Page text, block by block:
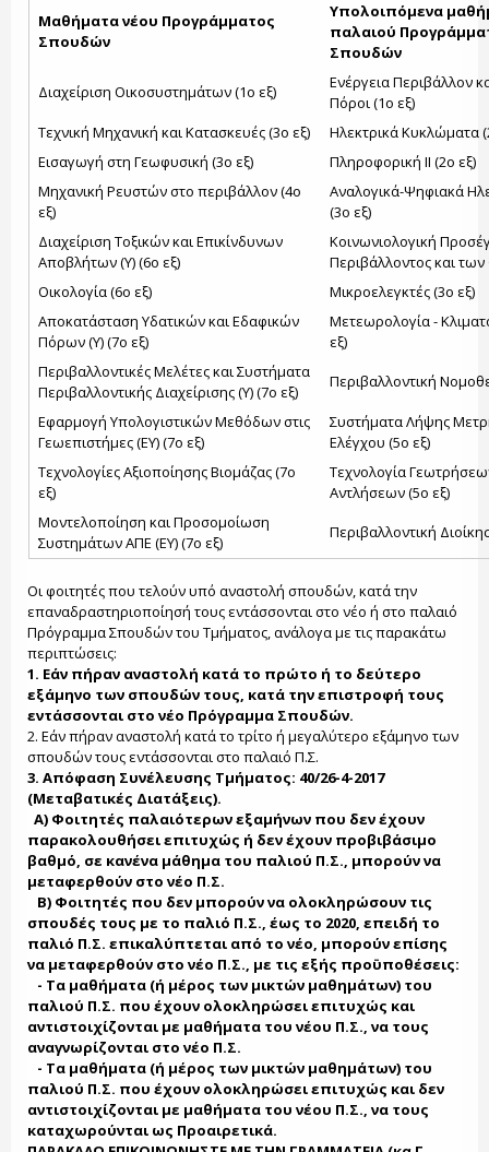
Μαθήματα νέου Προγράμματος
Σπουδών
Υπολοιπόμενα
παλαιού
Σπουδών
Διαχείριση Οικοσυστημάτων (1ο εξ)
Ενέργεια Περιβάλλον
Πόροι (1ο εξ)
Τεχνική Μηχανική και Κατασκευές (3ο εξ)
Ηλεκτρικά Κυκλώματα
Εισαγωγή στη Γεωφυσική (3ο εξ)
Πληροφορική ΙΙ (2ο εξ)
Μηχανική Ρευστών στο περιβάλλον (4ο
εξ)
Αναλογικά-Ψηφιακά
(3ο εξ)
Διαχείριση Τοξικών και Επικίνδυνων
Αποβλήτων (Υ) (6ο εξ)
Κοινωνιολογική
Περιβάλλοντος και
Οικολογία (6ο εξ)
Μικροελεγκτές (3ο εξ)
Αποκατάσταση Υδατικών και Εδαφικών
Πόρων (Υ) (7ο εξ)
Μετεωρολογία -
εξ)
Περιβαλλοντικές Μελέτες και Συστήματα
Περιβαλλοντικής Διαχείρισης (Υ) (7ο εξ)
Περιβαλλοντική
Εφαρμογή Υπολογιστικών Μεθόδων στις
Γεωεπιστήμες (ΕΥ) (7ο εξ)
Συστήματα Λήψης
Ελέγχου (5ο εξ)
Τεχνολογίες Αξιοποίησης Βιομάζας (7ο
εξ)
Τεχνολογία
Αντλήσεων (5ο εξ)
Μοντελοποίηση και Προσομοίωση
Συστημάτων ΑΠΕ (ΕΥ) (7ο εξ)
Περιβαλλοντική
Οι φοιτητές που τελούν υπό αναστολή σπουδών, κατά την
επαναδραστηριοποίησή τους εντάσσονται στο νέο ή στο παλαιό
Πρόγραμμα Σπουδών του Τμήματος, ανάλογα με τις παρακάτω
περιπτώσεις:
1. Εάν πήραν αναστολή κατά το πρώτο ή το δεύτερο
εξάμηνο των σπουδών τους, κατά την επιστροφή τους
εντάσσονται στο νέο Πρόγραμμα Σπουδών.
2. Εάν πήραν αναστολή κατά το τρίτο ή μεγαλύτερο εξάμηνο των
σπουδών τους εντάσσονται στο παλαιό Π.Σ.
3. Απόφαση Συνέλευσης Τμήματος: 40/26-4-2017
(Μεταβατικές Διατάξεις).
Α) Φοιτητές παλαιότερων εξαμήνων που δεν έχουν
παρακολουθήσει επιτυχώς ή δεν έχουν προβιβάσιμο
βαθμό, σε κανένα μάθημα του παλιού Π.Σ., μπορούν να
μεταφερθούν στο νέο Π.Σ.
Β) Φοιτητές που δεν μπορούν να ολοκληρώσουν τις
σπουδές τους με το παλιό Π.Σ., έως το 2020, επειδή το
παλιό Π.Σ. επικαλύπτεται από το νέο, μπορούν επίσης
να μεταφερθούν στο νέο Π.Σ., με τις εξής προϋποθέσεις:
- Τα μαθήματα (ή μέρος των μικτών μαθημάτων) του
παλιού Π.Σ. που έχουν ολοκληρώσει επιτυχώς και
αντιστοιχίζονται με μαθήματα του νέου Π.Σ., να τους
αναγνωρίζονται στο νέο Π.Σ.
- Τα μαθήματα (ή μέρος των μικτών μαθημάτων) του
παλιού Π.Σ. που έχουν ολοκληρώσει επιτυχώς και δεν
αντιστοιχίζονται με μαθήματα του νέου Π.Σ., να τους
καταχωρούνται ως Προαιρετικά.